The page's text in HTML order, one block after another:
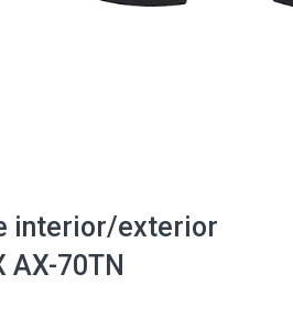
interior/exterior
AX-70TN